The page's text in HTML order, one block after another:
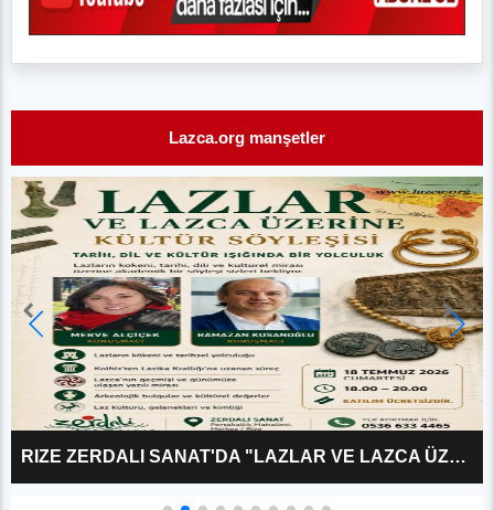
Lazca.org manşetler
RIZE ZERDALI SANAT'DA "LAZLAR VE LAZCA ÜZERINE?" KÜLTÜR SÖYLEŞISI